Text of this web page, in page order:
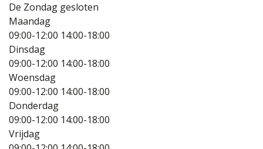
De Zondag gesloten
Maandag
09:00-12:00 14:00-18:00
Dinsdag
09:00-12:00 14:00-18:00
Woensdag
09:00-12:00 14:00-18:00
Donderdag
09:00-12:00 14:00-18:00
Vrijdag